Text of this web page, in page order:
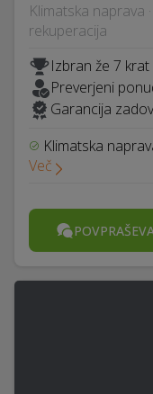
Klimatska naprava
rekuperacija
Izbran že 7 krat
Preverjeni
Garancija
Klimatska
Več